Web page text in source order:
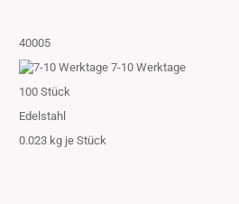
40005
7-10 Werktage
100Stück
Edelstahl
0.023 kg je Stück